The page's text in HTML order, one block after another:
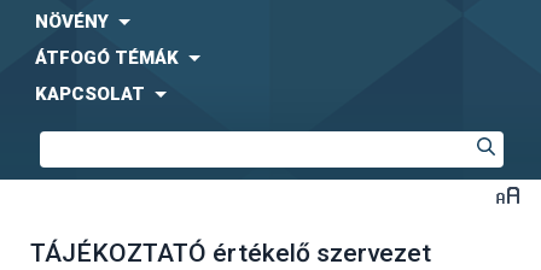
NÖVÉNY
ÁTFOGÓ TÉMÁK
KAPCSOLAT
TÁJÉKOZTATÓ értékelő szervezet